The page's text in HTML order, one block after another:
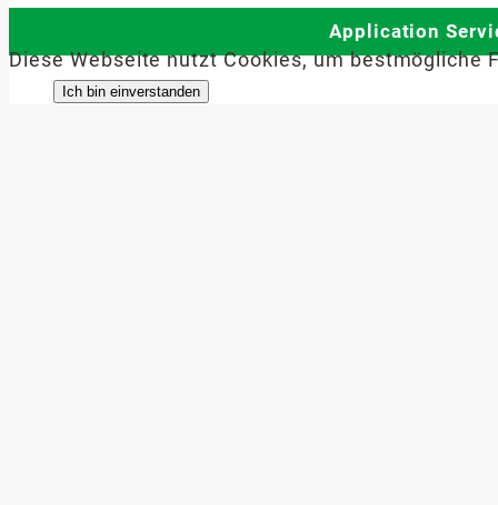
Application
Diese Webseite nutzt Cookies, um